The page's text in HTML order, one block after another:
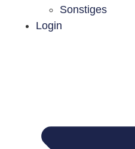
Sonstiges
Login